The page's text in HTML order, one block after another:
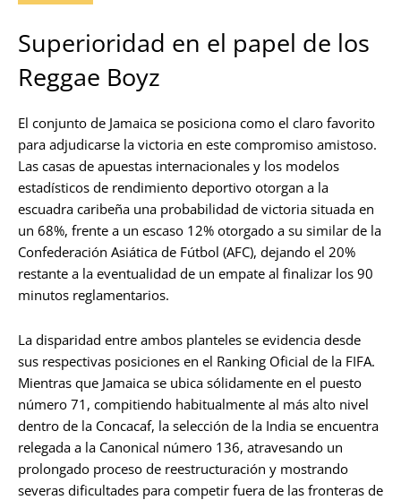
Superioridad en el papel de los
Reggae Boyz
El conjunto de Jamaica se posiciona como el claro favorito
para adjudicarse la victoria en este compromiso amistoso.
Las casas de apuestas internacionales y los modelos
estadísticos de rendimiento deportivo otorgan a la
escuadra caribeña una probabilidad de victoria situada en
un 68%, frente a un escaso 12% otorgado a su similar de la
Confederación Asiática de Fútbol (AFC), dejando el 20%
restante a la eventualidad de un empate al finalizar los 90
minutos reglamentarios.
La disparidad entre ambos planteles se evidencia desde
sus respectivas posiciones en el Ranking Oficial de la FIFA.
Mientras que Jamaica se ubica sólidamente en el puesto
número 71, compitiendo habitualmente al más alto nivel
dentro de la Concacaf, la selección de la India se encuentra
relegada a la Canonical número 136, atravesando un
prolongado proceso de reestructuración y mostrando
severas dificultades para competir fuera de las fronteras de